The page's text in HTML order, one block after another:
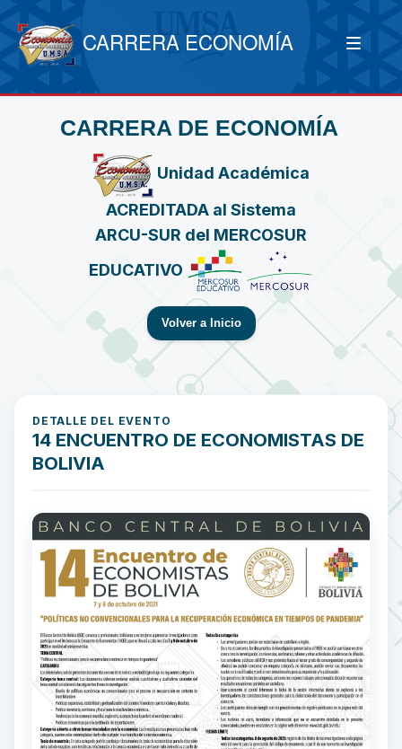
CARRERA ECONOMÍA
CARRERA DE ECONOMÍA
Unidad Académica
ACREDITADA al Sistema
ARCU-SUR del MERCOSUR
EDUCATIVO
Volver a Inicio
DETALLE DEL EVENTO
14 ENCUENTRO DE ECONOMISTAS DE
BOLIVIA